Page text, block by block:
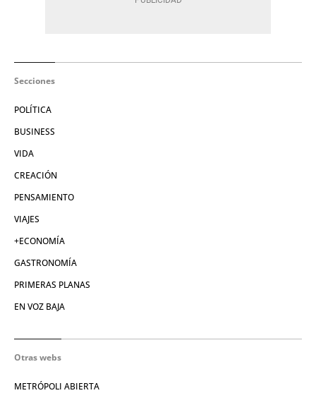
Secciones
POLÍTICA
BUSINESS
VIDA
CREACIÓN
PENSAMIENTO
VIAJES
+ECONOMÍA
GASTRONOMÍA
PRIMERAS PLANAS
EN VOZ BAJA
Otras webs
METRÓPOLI ABIERTA